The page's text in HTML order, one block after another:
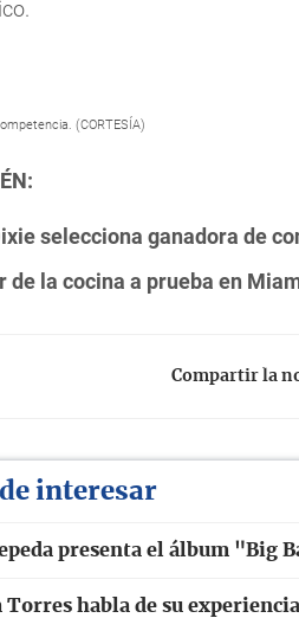
(CORTESÍA)
selecciona ganadora de
de la cocina a prueba en
Compartir la
interesar
presenta el álbum "Big
Torres habla de su